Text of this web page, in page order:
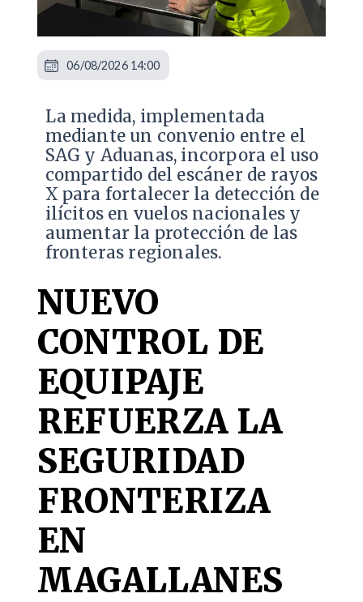
La medida, implementada
mediante un convenio entre el
SAG y Aduanas, incorpora el uso
compartido del escáner de rayos
X para fortalecer la detección de
ilícitos en vuelos nacionales y
aumentar la protección de las
fronteras regionales.
NUEVO
CONTROL DE
EQUIPAJE
REFUERZA LA
SEGURIDAD
FRONTERIZA
EN
MAGALLANES
06/08/2026 14:00